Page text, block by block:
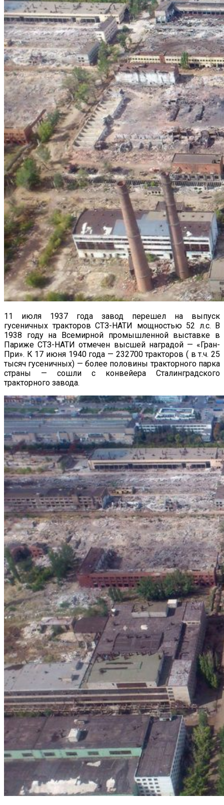
11 июля 1937 года завод перешел на выпуск
гусеничных тракторов СТЗ-НАТИ мощностью 52 л.с. В
1938 году на Всемирной промышленной выставке в
Париже СТЗ-НАТИ отмечен высшей наградой — «Гран-
При». К 17 июня 1940 года — 232700 тракторов ( в т.ч. 25
тысяч гусеничных) — более половины тракторного парка
страны — сошли с конвейера Сталинградского
тракторного завода.